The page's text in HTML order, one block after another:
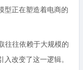
型正在塑造着电商的
往往依赖于大规模的
改变了这一逻辑。